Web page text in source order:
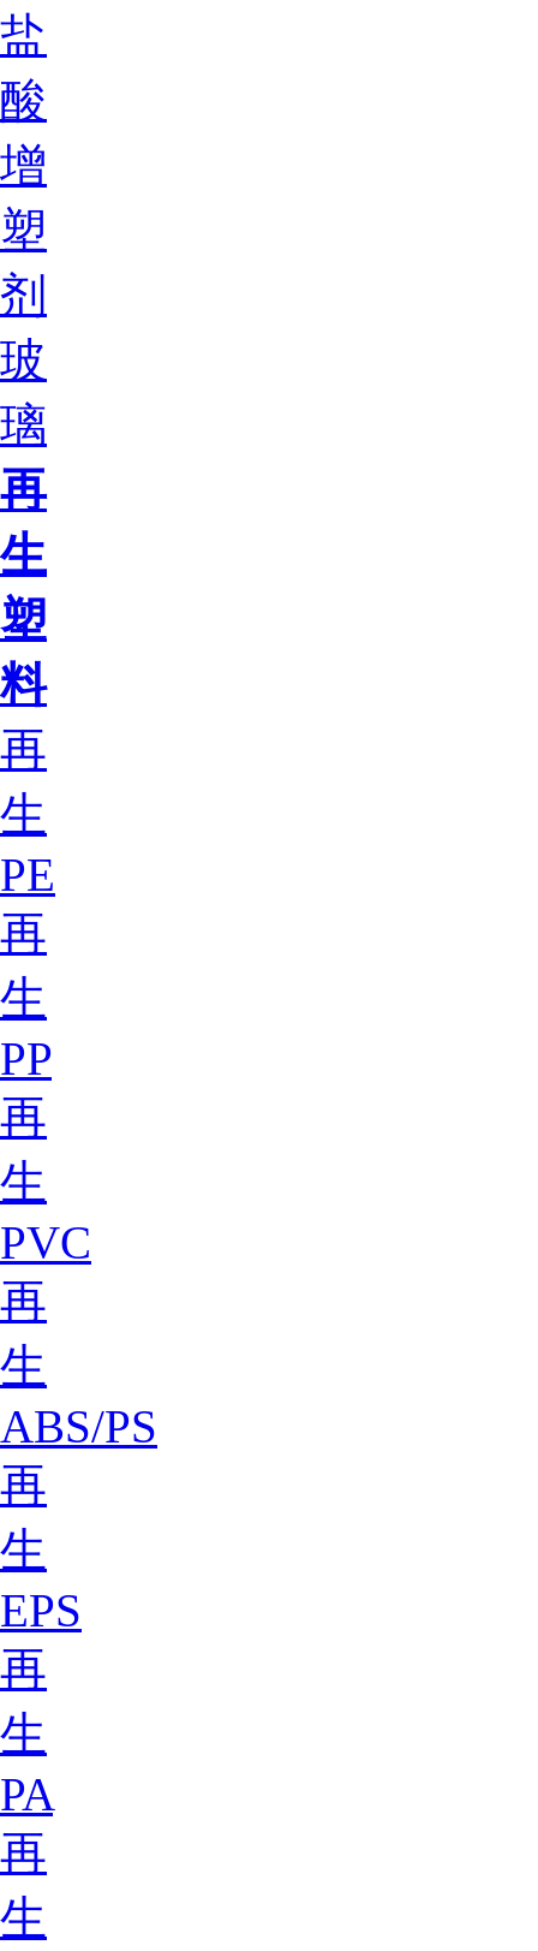
盐
酸
增
塑
剂
玻
璃
再
生
塑
料
再
生
PE
再
生
PP
再
生
PVC
再
生
ABS/PS
再
生
EPS
再
生
PA
再
生